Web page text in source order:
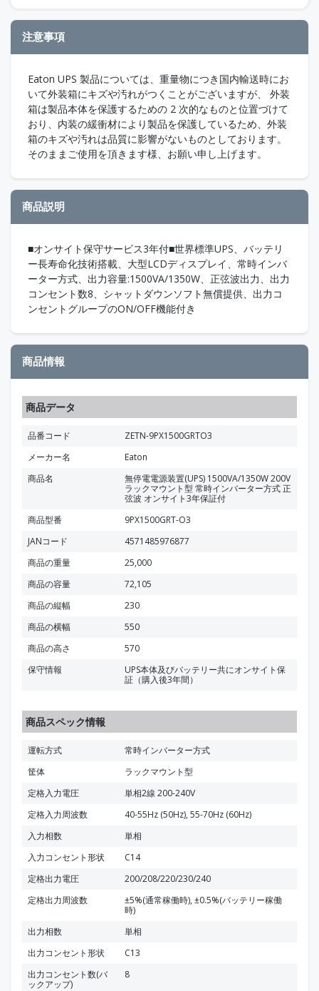
注意事項
Eaton UPS 製品については、重量物につき国内輸送時にお
いて外装箱にキズや汚れがつくことがございますが、 外装
箱は製品本体を保護するための 2 次的なものと位置づけて
おり、内装の緩衝材により製品を保護しているため、外装
箱のキズや汚れは品質に影響がないものとしております。
そのままご使用を頂きます様、お願い申し上げます。
商品説明
■オンサイト保守サービス3年付■世界標準UPS、バッテリ
ー長寿命化技術搭載、大型LCDディスプレイ、常時インバ
ーター方式、出力容量:1500VA/1350W、正弦波出力、出力
コンセント数8、シャットダウンソフト無償提供、出力コ
ンセントグループのON/OFF機能付き
商品情報
商品データ
品番コード
ZETN-9PX1500GRTO3
メーカー名
Eaton
商品名
無停電電源装置(UPS) 1500VA/1350W 200V
ラックマウント型 常時インバーター方式 正
弦波 オンサイト3年保証付
商品型番
9PX1500GRT-O3
JANコード
4571485976877
商品の重量
25,000
商品の容量
72,105
商品の縦幅
230
商品の横幅
550
商品の高さ
570
保守情報
UPS本体及びバッテリー共にオンサイト保
証（購入後3年間）
商品スペック情報
運転方式
常時インバーター方式
筐体
ラックマウント型
定格入力電圧
単相2線 200-240V
定格入力周波数
40-55Hz (50Hz), 55-70Hz (60Hz)
入力相数
単相
入力コンセント形状
C14
定格出力電圧
200/208/220/230/240
定格出力周波数
±5%(通常稼働時), ±0.5%(バッテリー稼働
時)
出力相数
単相
出力コンセント形状
C13
出力コンセント数(バ
ックアップ)
8